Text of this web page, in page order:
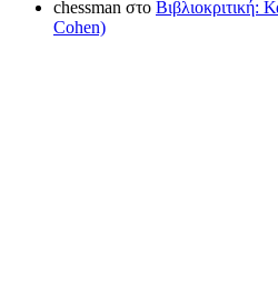
chessman στο Βιβλιοκριτική:
Cohen)